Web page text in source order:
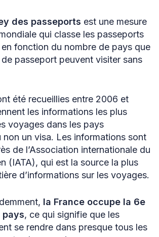
des passeports est une mesure
qui classe les passeports
fonction du nombre de pays que
passeport peuvent visiter sans
été recueillies entre 2006 et
les informations les plus
voyages dans les pays
non un visa. Les informations sont
de l’Association internationale du
(IATA), qui est la source la plus
d’informations sur les voyages.
la France occupe la 6e
pays, ce qui signifie que les
se rendre dans presque tous les